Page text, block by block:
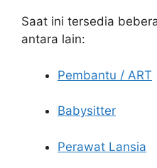
Saat ini tersedia
antara lain:
Pembantu / ART
Babysitter
Perawat Lansia